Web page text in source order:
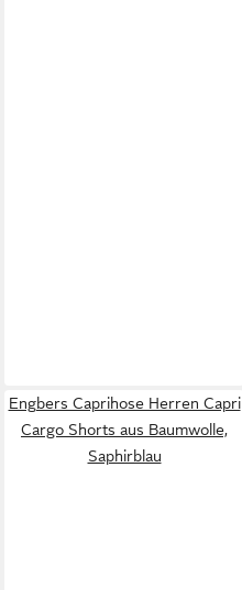
Engbers Caprihose Herren Capri
Cargo Shorts aus Baumwolle,
Saphirblau